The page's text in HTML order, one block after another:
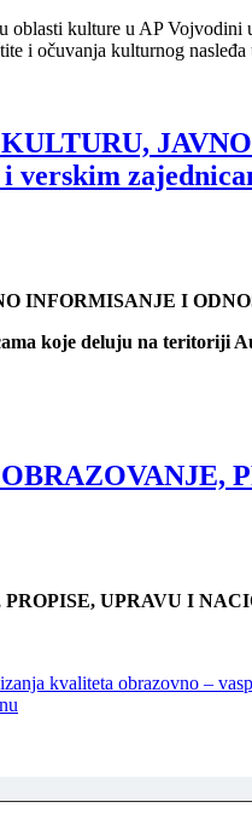
oblasti kulture u AP Vojvodini
i očuvanja kulturnog
verskim
INFORMISANJE I
koje deluju na teritoriji
UPRAVU I
kvaliteta obrazovno –